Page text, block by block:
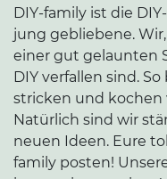
DIY-family ist die
jung gebliebene.
einer gut gelaunten
DIY verfallen sind.
stricken und kochen
Natürlich sind wir
neuen Ideen. Eure
family posten!